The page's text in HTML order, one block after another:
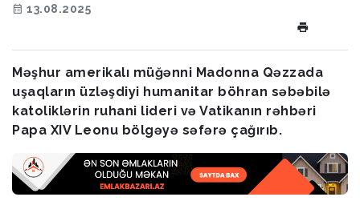
13.08.2025
Məşhur amerikalı müğənni Madonna Qəzzada
uşaqların üzləşdiyi humanitar böhran səbəbilə
katoliklərin ruhani lideri və Vatikanın rəhbəri
Papa XIV Leonu bölgəyə səfərə çağırıb.